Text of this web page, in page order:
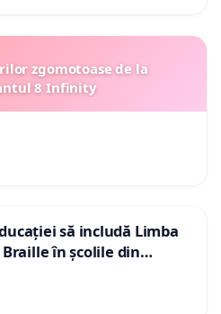
zgomotoase de la
8 Infinity
să includă Limba
în școlile din